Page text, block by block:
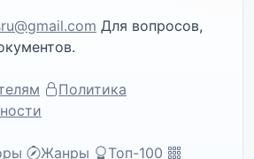
Для вопросов,
Политика
Жанры Топ-100